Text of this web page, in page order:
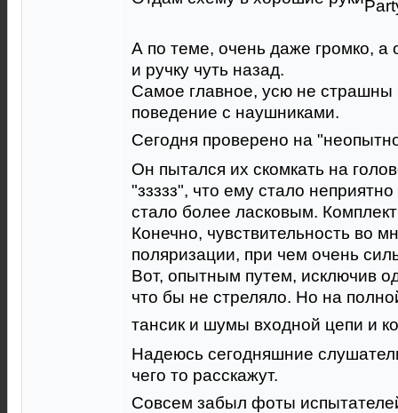
А по теме, очень даже громко,
и ручку чуть назад.
Самое главное, усю не
поведение с наушниками.
Сегодня проверено на
Он пытался их скомкать на
"ззззз", что ему стало
стало более ласковым.
Конечно, чувствительность во
поляризации, при чем очень
Вот, опытным путем, исключив
что бы не стреляло. Но на
тансик и шумы входной цепи и
Надеюсь сегодняшние
чего то расскажут.
Совсем забыл фоты